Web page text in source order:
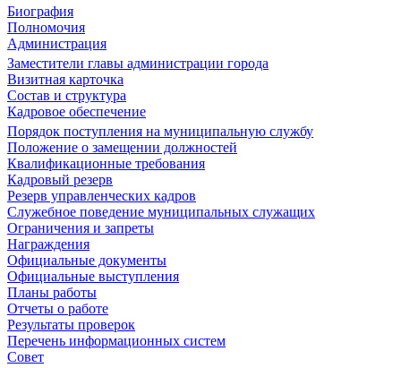
Биография
Полномочия
Администрация
Заместители главы администрации города
Визитная карточка
Состав и структура
Кадровое обеспечение
Порядок поступления на муниципальную службу
Положение о замещении должностей
Квалификационные требования
Кадровый резерв
Резерв управленческих кадров
Служебное поведение муниципальных служащих
Ограничения и запреты
Награждения
Официальные документы
Официальные выступления
Планы работы
Отчеты о работе
Результаты проверок
Перечень информационных систем
Совет